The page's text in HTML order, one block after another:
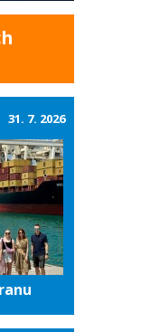
31. 7. 2026